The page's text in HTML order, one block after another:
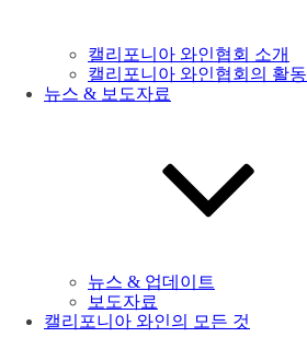
캘리포니아 와인협회 소개
캘리포니아 와인협회의 활동
뉴스 & 보도자료
뉴스 & 업데이트
보도자료
캘리포니아 와인의 모든 것